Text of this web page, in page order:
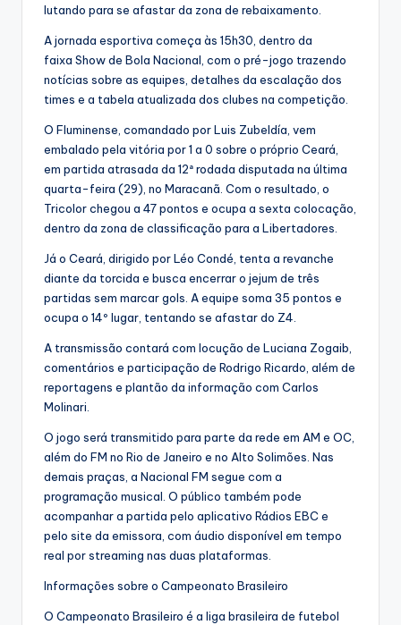
lutando para se afastar da zona de rebaixamento.
A jornada esportiva começa às 15h30, dentro da
faixa Show de Bola Nacional, com o pré-jogo trazendo
notícias sobre as equipes, detalhes da escalação dos
times e a tabela atualizada dos clubes na competição.
O Fluminense, comandado por Luis Zubeldía, vem
embalado pela vitória por 1 a 0 sobre o próprio Ceará,
em partida atrasada da 12ª rodada disputada na última
quarta-feira (29), no Maracanã. Com o resultado, o
Tricolor chegou a 47 pontos e ocupa a sexta colocação,
dentro da zona de classificação para a Libertadores.
Já o Ceará, dirigido por Léo Condé, tenta a revanche
diante da torcida e busca encerrar o jejum de três
partidas sem marcar gols. A equipe soma 35 pontos e
ocupa o 14º lugar, tentando se afastar do Z4.
A transmissão contará com locução de Luciana Zogaib,
comentários e participação de Rodrigo Ricardo, além de
reportagens e plantão da informação com Carlos
Molinari.
O jogo será transmitido para parte da rede em AM e OC,
além do FM no Rio de Janeiro e no Alto Solimões. Nas
demais praças, a Nacional FM segue com a
programação musical. O público também pode
acompanhar a partida pelo aplicativo Rádios EBC e
pelo site da emissora, com áudio disponível em tempo
real por streaming nas duas plataformas.
Informações sobre o Campeonato Brasileiro
O Campeonato Brasileiro é a liga brasileira de futebol